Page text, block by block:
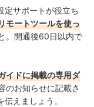
定サポートが役立ち
モートツールを使っ
。 開通後60日以内で
イドに掲載の専用ダ
のお知らせに記載さ
えましょう。